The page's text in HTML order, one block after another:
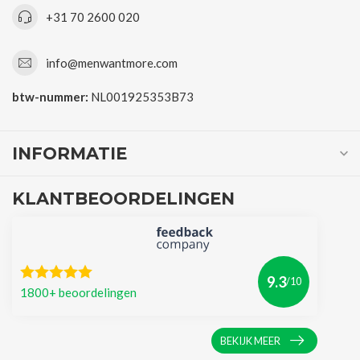
+31 70 2600 020
info@menwantmore.com
btw-nummer: NL001925353B73
INFORMATIE
KLANTBEOORDELINGEN
1800+ beoordelingen
9.3/10
BEKIJK MEER